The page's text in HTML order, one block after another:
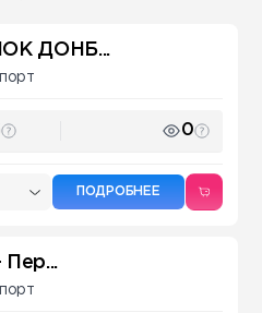
ДОНБ...
0
ПОДРОБНЕЕ
Пер...